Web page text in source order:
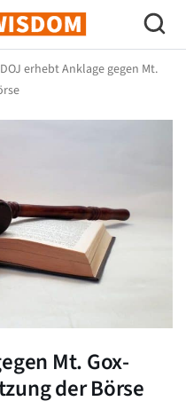
DOJ erhebt Anklage gegen Mt.
Mt. Gox-
der Börse